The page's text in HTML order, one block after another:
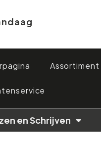
Assortiment
en Schrijven